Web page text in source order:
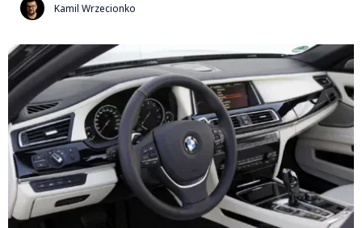
Kamil Wrzecionko